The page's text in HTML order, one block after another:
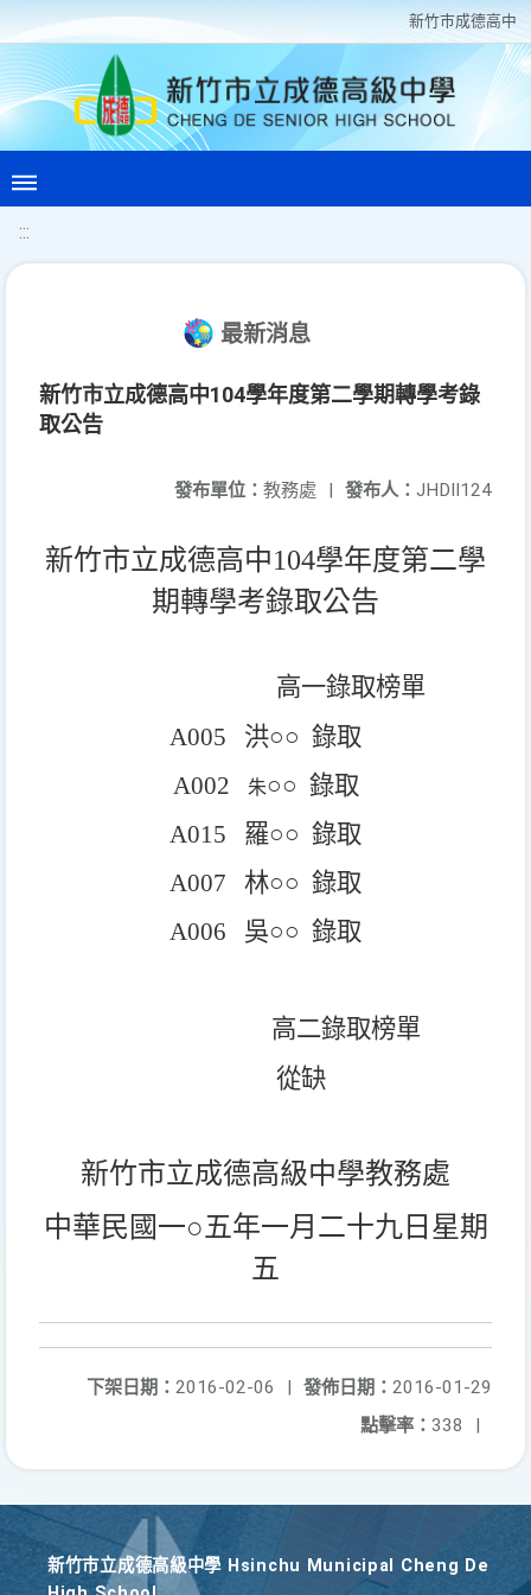
新竹巿成德高中
:::
最新消息
新竹市立成德高中104學年度第二學期轉學考錄
取公告
發布人： JHDII124
發布單位： 教務處 |
新竹市立成德高中104學年度第二學
期轉學考錄取公告
高一錄取榜單
A005 洪○○ 錄取
A002
朱○○ 錄取
A015 羅○○ 錄取
A007 林○○ 錄取
A006 吳○○ 錄取
高二錄取榜單
從缺
新竹市立成德高級中學教務處
中華民國一○五年一月二十九日星期
五
發佈日期： 2016-01-29
下架日期： 2016-02-06
|
點擊率： 338 |
新竹巿立成德高級中學 Hsinchu Municipal Cheng De